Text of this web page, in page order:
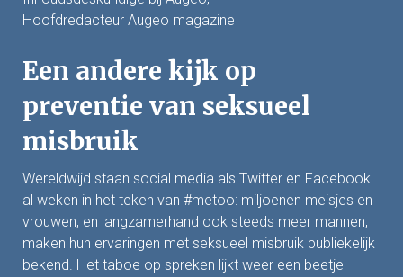
Hoofdredacteur Augeo magazine
Een andere kijk op
preventie van seksueel
misbruik
Wereldwijd staan social media als Twitter en Facebook
al weken in het teken van #metoo: miljoenen meisjes en
vrouwen, en langzamerhand ook steeds meer mannen,
maken hun ervaringen met seksueel misbruik publiekelijk
bekend. Het taboe op spreken lijkt weer een beetje